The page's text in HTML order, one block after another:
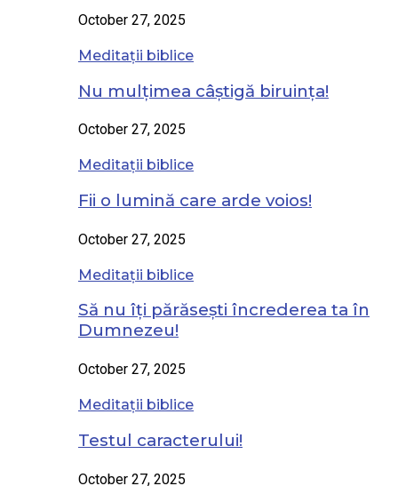
October 27, 2025
Meditații biblice
Nu mulțimea câștigă biruința!
October 27, 2025
Meditații biblice
Fii o lumină care arde voios!
October 27, 2025
Meditații biblice
Să nu îți părăsești încrederea ta în
Dumnezeu!
October 27, 2025
Meditații biblice
Testul caracterului!
October 27, 2025